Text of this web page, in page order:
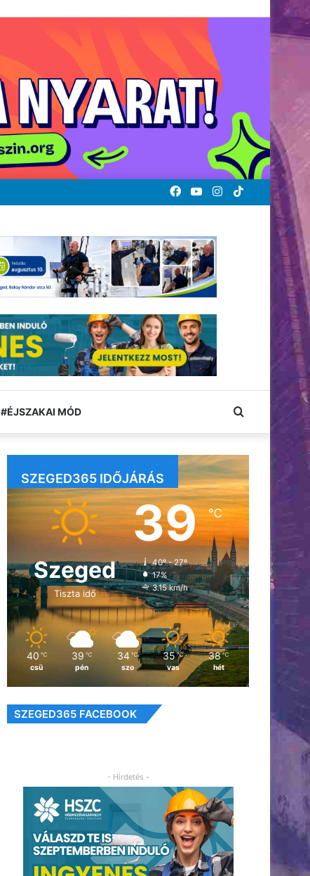
TikTok
Instagram
YouTube
Facebook
#ÉJSZAKAI MÓD Keresés:
SZEGED365 IDŐJÁRÁS
Szeged
Tiszta idő
39℃
40º - 27º
17%
3.15 km/h
40 ℃
csü
39 ℃
pén
34 ℃
szo
35 ℃
vas
38 ℃
hét
SZEGED365 FACEBOOK
- Hirdetés -